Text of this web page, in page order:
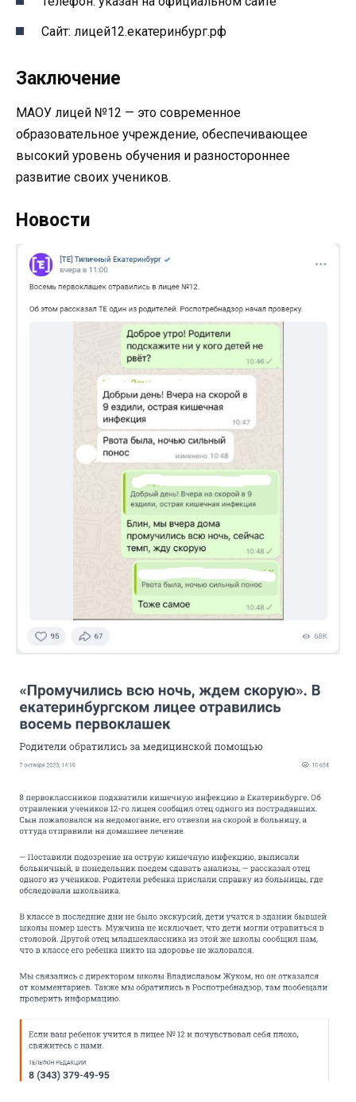
Сайт: лицей12.екатеринбург.рф
Заключение
МАОУ лицей №12 — это современное
образовательное учреждение, обеспечивающее
высокий уровень обучения и разностороннее
развитие своих учеников.
Новости